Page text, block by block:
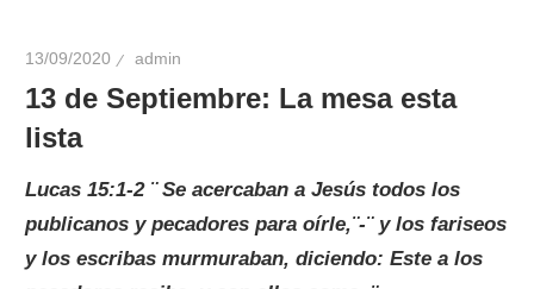
13/09/2020 admin
13 de Septiembre: La mesa esta
lista
Lucas 15:1-2 ¨ Se acercaban a Jesús todos los
publicanos y pecadores para oírle,¨-¨ y los fariseos
y los escribas murmuraban, diciendo: Este a los